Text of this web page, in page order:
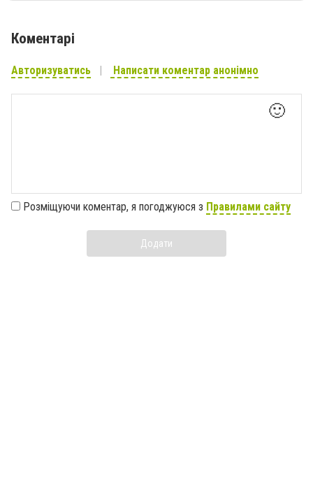
Коментарі
Авторизуватись Написати коментар анонімно
🙂
Розміщуючи коментар, я погоджуюся з Правилами сайту
Додати